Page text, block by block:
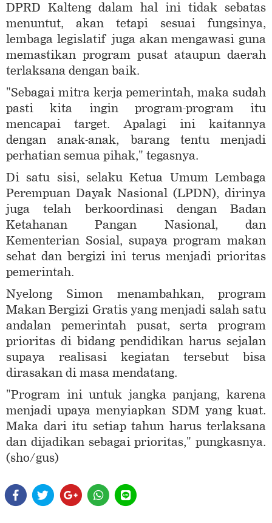
DPRD Kalteng dalam hal ini tidak sebatas
menuntut, akan tetapi sesuai fungsinya,
lembaga legislatif juga akan mengawasi guna
memastikan program pusat ataupun daerah
terlaksana dengan baik.
"Sebagai mitra kerja pemerintah, maka sudah
pasti kita ingin program-program itu
mencapai target. Apalagi ini kaitannya
dengan anak-anak, barang tentu menjadi
perhatian semua pihak," tegasnya.
Di satu sisi, selaku Ketua Umum Lembaga
Perempuan Dayak Nasional (LPDN), dirinya
juga telah berkoordinasi dengan Badan
Ketahanan Pangan Nasional, dan
Kementerian Sosial, supaya program makan
sehat dan bergizi ini terus menjadi prioritas
pemerintah.
Nyelong Simon menambahkan, program
Makan Bergizi Gratis yang menjadi salah satu
andalan pemerintah pusat, serta program
prioritas di bidang pendidikan harus sejalan
supaya realisasi kegiatan tersebut bisa
dirasakan di masa mendatang.
"Program ini untuk jangka panjang, karena
menjadi upaya menyiapkan SDM yang kuat.
Maka dari itu setiap tahun harus terlaksana
dan dijadikan sebagai prioritas," pungkasnya.
(sho/gus)